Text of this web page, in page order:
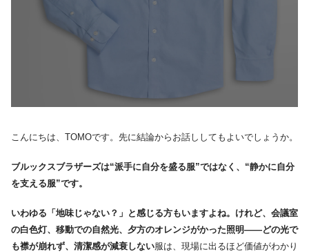
こんにちは、TOMOです。先に結論からお話ししてもよいでしょうか。
ブルックスブラザーズは“派手に自分を盛る服”ではなく、“静かに自分
を支える服”です。
いわゆる「地味じゃない？」と感じる方もいますよね。けれど、会議室
の白色灯、移動での自然光、夕方のオレンジがかった照明――どの光で
も襟が崩れず、清潔感が減衰しない服は、現場に出るほど価値がわかり